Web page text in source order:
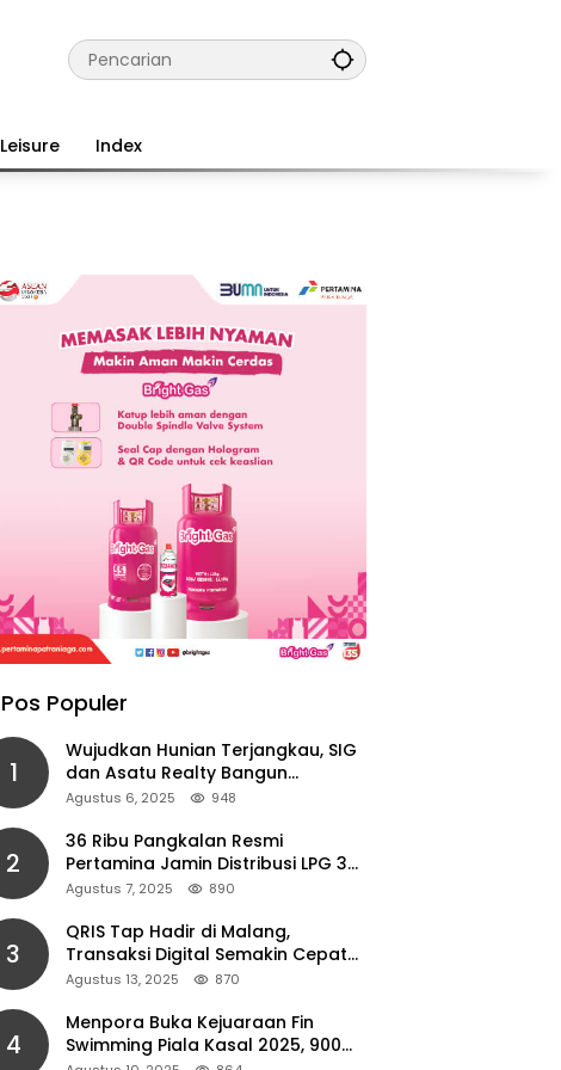
Leisure Index
Pos Populer
1
Wujudkan Hunian Terjangkau, SIG
dan Asatu Realty Bangun
Perumahan di Cianjur
Agustus 6, 2025 948
2
36 Ribu Pangkalan Resmi
Pertamina Jamin Distribusi LPG 3
Kg Aman di Jawa Timur
Agustus 7, 2025 890
3
QRIS Tap Hadir di Malang,
Transaksi Digital Semakin Cepat
dan Mudah dengan Teknologi NFC
Agustus 13, 2025 870
4
Menpora Buka Kejuaraan Fin
Swimming Piala Kasal 2025, 900